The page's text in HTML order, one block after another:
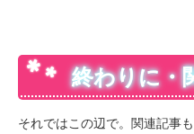
終わりに・
それではこの辺で。関連記事